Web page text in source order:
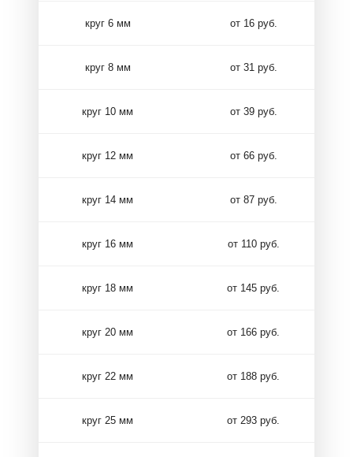
круг 6 мм от 16 руб.
круг 8 мм от 31 руб.
круг 10 мм от 39 руб.
круг 12 мм от 66 руб.
круг 14 мм от 87 руб.
круг 16 мм от 110 руб.
круг 18 мм от 145 руб.
круг 20 мм от 166 руб.
круг 22 мм от 188 руб.
круг 25 мм от 293 руб.